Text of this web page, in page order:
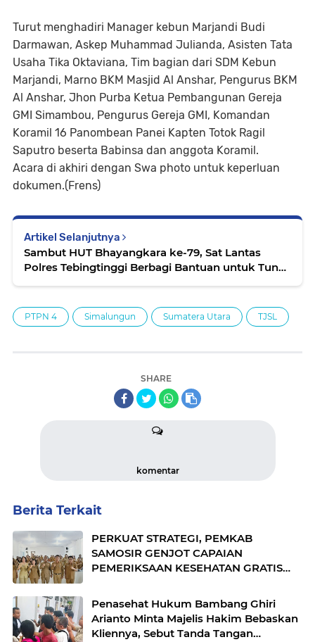
Turut menghadiri Manager kebun Marjandi Budi
Darmawan, Askep Muhammad Julianda, Asisten Tata
Usaha Tika Oktaviana, Tim bagian dari SDM Kebun
Marjandi, Marno BKM Masjid Al Anshar, Pengurus BKM
Al Anshar, Jhon Purba Ketua Pembangunan Gereja
GMI Simambou, Pengurus Gereja GMI, Komandan
Koramil 16 Panombean Panei Kapten Totok Ragil
Saputro beserta Babinsa dan anggota Koramil.
Acara di akhiri dengan Swa photo untuk keperluan
dokumen.(Frens)
Artikel Selanjutnya
Sambut HUT Bhayangkara ke-79, Sat Lantas
Polres Tebingtinggi Berbagi Bantuan untuk Tuna
PTPN 4 Simalungun Sumatera Utara TJSL
SHARE
komentar
Berita Terkait
PERKUAT STRATEGI, PEMKAB
SAMOSIR GENJOT CAPAIAN
PEMERIKSAAN KESEHATAN GRATIS
Penasehat Hukum Bambang Ghiri
Arianto Minta Majelis Hakim Bebaskan
Kliennya, Sebut Tanda Tangan